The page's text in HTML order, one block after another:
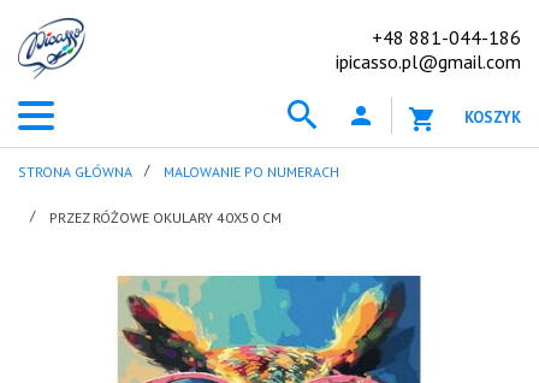
+48 881-044-186
ipicasso.pl@gmail.com
KOSZYK
STRONA GŁÓWNA MALOWANIE PO NUMERACH
PRZEZ RÓŻOWE OKULARY 40X50 CM